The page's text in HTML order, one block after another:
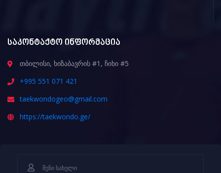
საკონტაქტო ინფორმაცია
თბილისი, ხიზაბავრის #1, ჩიხი #5
+995 551 071 421
taekwondogeo@gmail.com
https://taekwondo.ge/